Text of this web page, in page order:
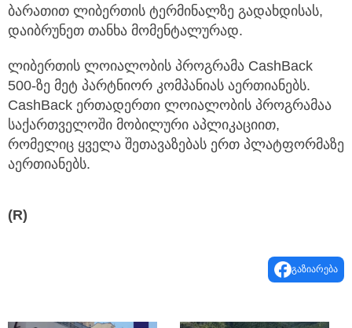
ბარათით ლიბერთის ტერმინალზე გადახდისას,
დაიბრუნეთ თანხა მომენტალურად.
ლიბერთის ლოიალობის პროგრამა CashBack
500-ზე მეტ პარტნიორ კომპანიას აერთიანებს.
CashBack ერთადერთი ლოიალობის პროგრამაა
საქართველოში მობილური აპლიკაციით,
რომელიც ყველა შეთავაზებას ერთ პლატფორმაზე
აერთიანებს.
(R)
გაზიარება